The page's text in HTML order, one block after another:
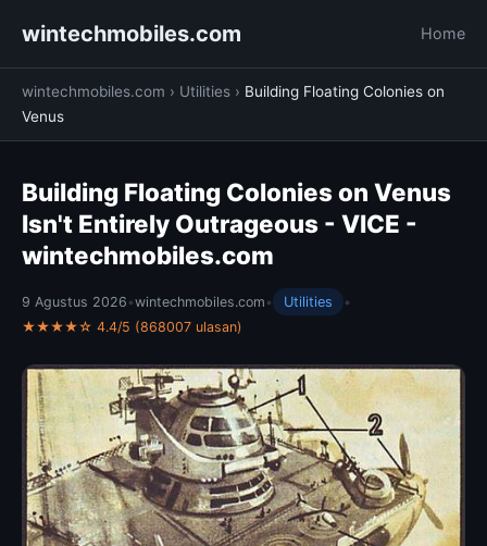
wintechmobiles.com Home
wintechmobiles.com › Utilities › Building Floating Colonies on
Venus
Building Floating Colonies on Venus
Isn't Entirely Outrageous - VICE -
wintechmobiles.com
9 Agustus 2026 •wintechmobiles.com • Utilities
•
★★★★☆ 4.4/5 (868007 ulasan)